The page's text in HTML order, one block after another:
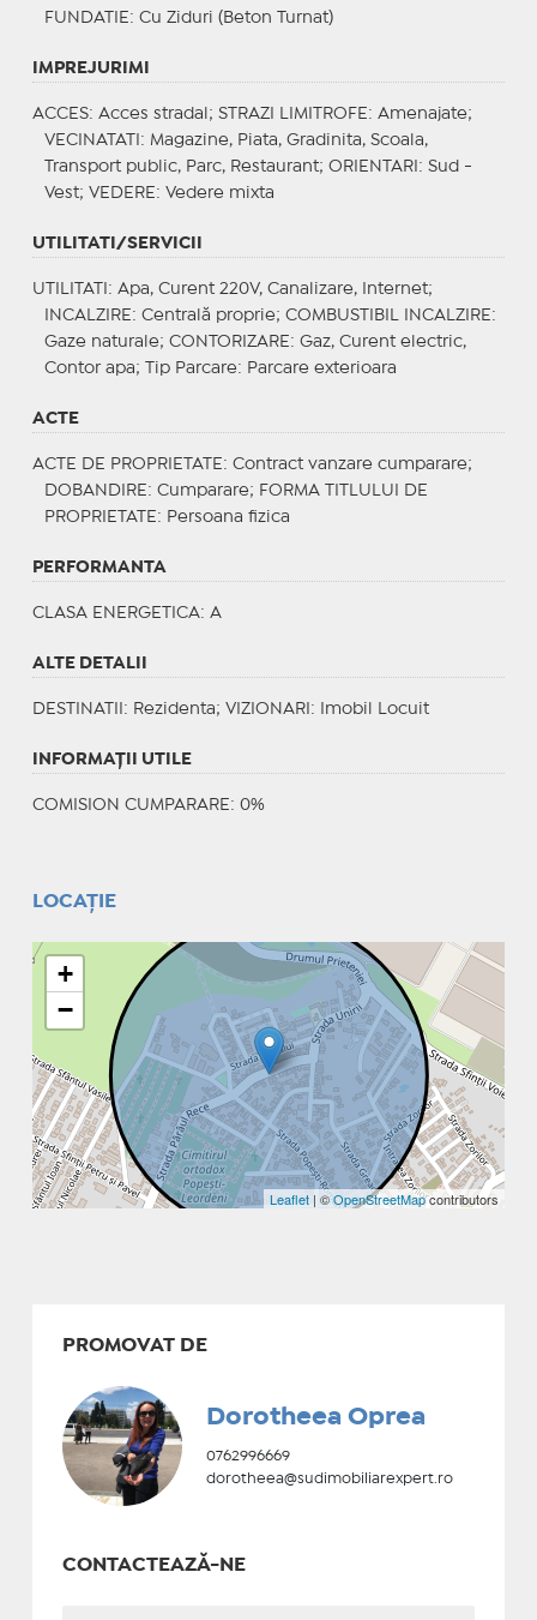
FUNDATIE : Cu Ziduri (Beton Turnat)
IMPREJURIMI
ACCES: Acces stradal; STRAZI LIMITROFE : Amenajate;
VECINATATI : Magazine, Piata, Gradinita, Scoala,
Transport public, Parc, Restaurant; ORIENTARI : Sud -
Vest; VEDERE : Vedere mixta
UTILITATI/SERVICII
UTILITATI : Apa, Curent 220V, Canalizare, Internet;
INCALZIRE : Centrală proprie; COMBUSTIBIL INCALZIRE :
Gaze naturale; CONTORIZARE : Gaz, Curent electric,
Contor apa;
Tip Parcare: Parcare exterioara
ACTE
ACTE DE PROPRIETATE : Contract vanzare cumparare;
DOBANDIRE : Cumparare; FORMA TITLULUI DE
PROPRIETATE : Persoana fizica
PERFORMANTA
CLASA ENERGETICA: A
ALTE DETALII
DESTINATII : Rezidenta; VIZIONARI : Imobil Locuit
INFORMAŢII UTILE
COMISION CUMPARARE: 0%
LOCAȚIE
+
−
Leaflet | ©OpenStreetMapcontributors
PROMOVAT DE
Dorotheea Oprea
0762996669
dorotheea@sudimobiliarexpert.ro
CONTACTEAZĂ-NE